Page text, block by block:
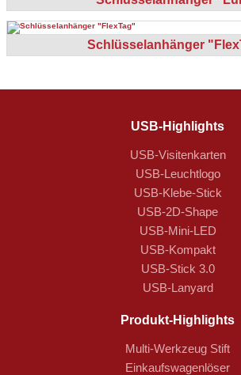
Schlüsselanhänger
USB-Highlights
USB-Visitenkarten
USB-Leuchtlogo
USB-Klebe-Stick
USB-2D-Shape
USB-Mini-LED
USB-Kompakt
USB-Stick 3.0
USB-Lanyard
Produkt-Highlights
Multi-Werkzeug Stift
Einkaufswagenlöser